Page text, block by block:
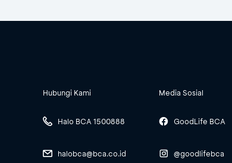
Hubungi Kami
Halo BCA 1500888
halobca@bca.co.id
Media Sosial
GoodLife BCA
@goodlifebca